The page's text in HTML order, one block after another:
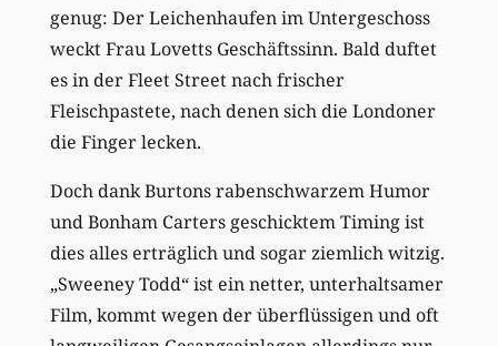
genug: Der Leichenhaufen im Untergeschoss
weckt Frau Lovetts Geschäftssinn. Bald duftet
es in der Fleet Street nach frischer
Fleischpastete, nach denen sich die Londoner
die Finger lecken.
Doch dank Burtons rabenschwarzem Humor
und Bonham Carters geschicktem Timing ist
dies alles erträglich und sogar ziemlich witzig.
„Sweeney Todd“ ist ein netter, unterhaltsamer
Film, kommt wegen der überflüssigen und oft